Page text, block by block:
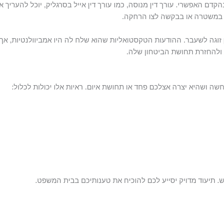
האפשרי. עורך דין מנוסה, כמו עורך דין אייל בסרגליק, יוכל להעריך
במשטרה או בבקשה לצו הרחקה.
לשעבר. ההודעות הטקסטואליות שהוא שלח לה היו
תחושת הביטחון שלה.
ושהיא יצרה אצלכם פחד או תחושת איום. ראיות אלו יכולות לכלול:
מדויק יסייע לכם להוכיח את טענותיכם בבית המשפט.